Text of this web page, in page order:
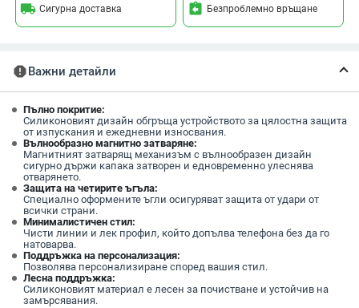
local_shipping Сигурна доставка assignment_return Безпроблемно връщане
reportВажни детайли
Пълно покритие:
Силиконовият дизайн обгръща устройството за цялостна защита
от изпускания и ежедневни износвания.
Вълнообразно магнитно затваряне:
Магнитният затварящ механизъм с вълнообразен дизайн
сигурно държи капака затворен и едновременно улеснява
отварянето.
Защита на четирите ъгъла:
Специално оформените ъгли осигуряват защита от удари от
всички страни.
Минималистичен стил:
Чисти линии и лек профил, който допълва телефона без да го
натоварва.
Поддръжка на персонализация:
Позволява персонализиране според вашия стил.
Лесна поддръжка:
Силиконовият материал е лесен за почистване и устойчив на
замърсявания.